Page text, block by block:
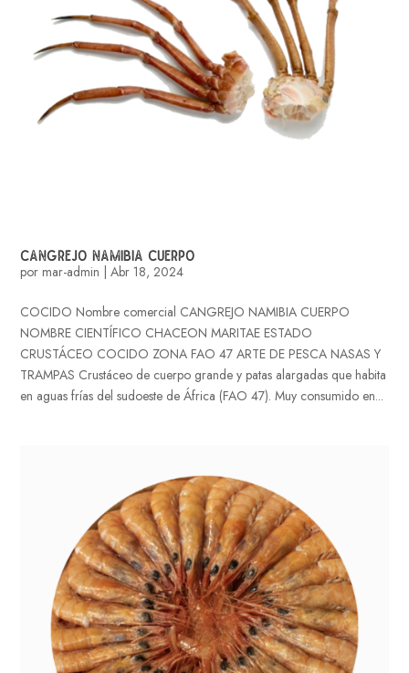
CANGREJO NAMIBIA CUERPO
pormar-admin |Abr 18, 2024
COCIDO Nombre comercial CANGREJO NAMIBIA CUERPO
NOMBRE CIENTÍFICO CHACEON MARITAE ESTADO
CRUSTÁCEO COCIDO ZONA FAO 47 ARTE DE PESCA NASAS Y
TRAMPAS Crustáceo de cuerpo grande y patas alargadas que habita
en aguas frías del sudoeste de África (FAO 47). Muy consumido en...